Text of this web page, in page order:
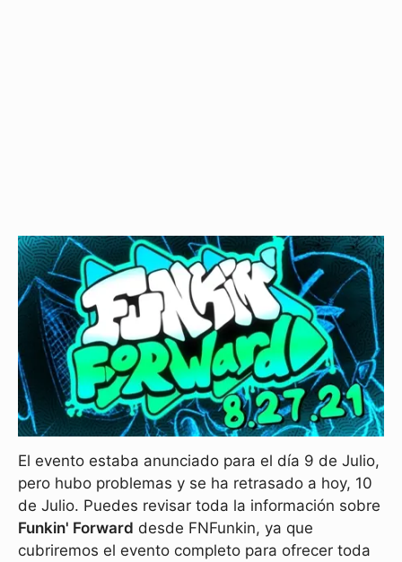
El evento estaba anunciado para el día 9 de Julio,
pero hubo problemas y se ha retrasado a hoy, 10
de Julio. Puedes revisar toda la información sobre
Funkin' Forward desde FNFunkin, ya que
cubriremos el evento completo para ofrecer toda